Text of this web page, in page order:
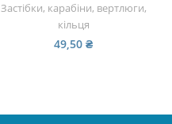
Застібки, карабіни, вертлюги,
кільця
49,50 ₴